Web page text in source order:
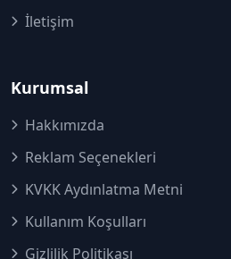
İletişim
Kurumsal
Hakkımızda
Reklam Seçenekleri
KVKK Aydınlatma Metni
Kullanım Koşulları
Gizlilik Politikası